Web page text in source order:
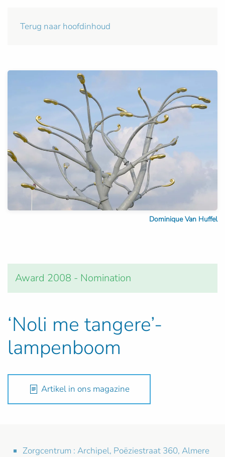
Terug naar hoofdinhoud
Dominique Van Huffel
Award 2008 - Nomination
‘Noli me tangere’-
lampenboom
Artikel in ons magazine
Zorgcentrum : Archipel, Poëziestraat 360, Almere